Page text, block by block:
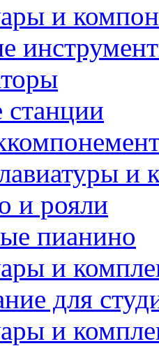
и
станции
и
и рояли
пианино
и
для
и